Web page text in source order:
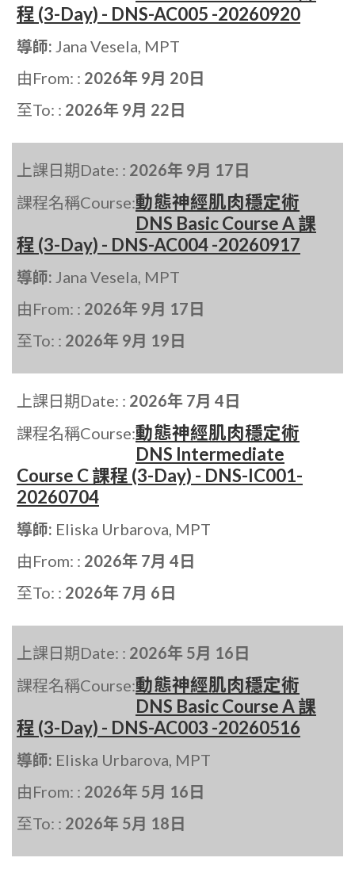
程 (3-Day) - DNS-AC005 -20260920
導師: Jana Vesela, MPT
由From: : 2026年 9月 20日
至To: : 2026年 9月 22日
上課日期Date: : 2026年 9月 17日
課程名稱Course:動態神經肌肉穩定術
DNS Basic Course A 課
程 (3-Day) - DNS-AC004 -20260917
導師: Jana Vesela, MPT
由From: : 2026年 9月 17日
至To: : 2026年 9月 19日
上課日期Date: : 2026年 7月 4日
課程名稱Course:動態神經肌肉穩定術
DNS Intermediate
Course C 課程 (3-Day) - DNS-IC001-
20260704
導師: Eliska Urbarova, MPT
由From: : 2026年 7月 4日
至To: : 2026年 7月 6日
上課日期Date: : 2026年 5月 16日
課程名稱Course:動態神經肌肉穩定術
DNS Basic Course A 課
程 (3-Day) - DNS-AC003 -20260516
導師: Eliska Urbarova, MPT
由From: : 2026年 5月 16日
至To: : 2026年 5月 18日